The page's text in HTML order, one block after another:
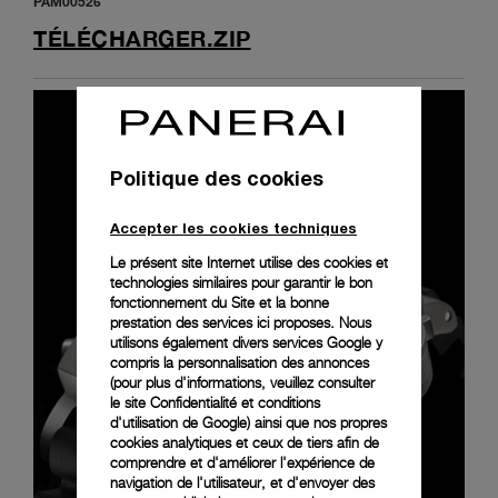
PAM00526
TÉLÉCHARGER.ZIP
Politique des cookies
Accepter les cookies techniques
Le présent site Internet utilise des cookies et
technologies similaires pour garantir le bon
fonctionnement du Site et la bonne
prestation des services ici proposes. Nous
utilisons également divers services Google y
compris la personnalisation des annonces
(pour plus d'informations, veuillez consulter
le site Confidentialité et conditions
d'utilisation de Google) ainsi que nos propres
cookies analytiques et ceux de tiers afin de
comprendre et d'améliorer l'expérience de
navigation de l'utilisateur, et d'envoyer des